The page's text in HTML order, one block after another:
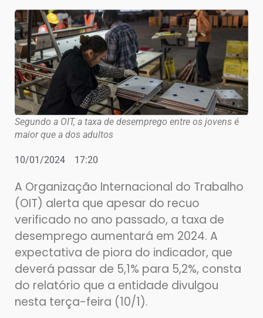
Segundo a OIT, a taxa de desemprego entre os jovens é
maior que a dos adultos
10/01/2024 17:20
A Organização Internacional do Trabalho
(OIT) alerta que apesar do recuo
verificado no ano passado, a taxa de
desemprego aumentará em 2024. A
expectativa de piora do indicador, que
deverá passar de 5,1% para 5,2%, consta
do relatório que a entidade divulgou
nesta terça-feira (10/1).